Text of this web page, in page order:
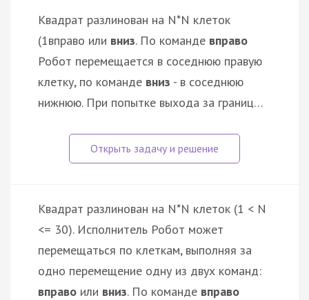
Квадрат разлинован на N*N клеток
(1вправо или вниз. По команде вправо
Робот перемещается в соседнюю правую
клетку, по команде вниз - в соседнюю
нижнюю. При попытке выхода за границ…
Квадрат разлинован на N*N клеток (1 < N
<= 30). Исполнитель Робот может
перемещаться по клеткам, выполняя за
одно перемещение одну из двух команд:
вправо или вниз. По команде вправо